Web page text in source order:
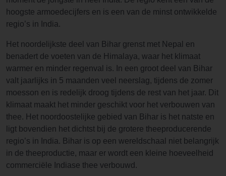
hoogste armoedecijfers en is een van de minst ontwikkelde
regio’s in India.
Het noordelijkste deel van Bihar grenst met Nepal en
benadert de voeten van de Himalaya, waar het klimaat
warmer en minder regenval is. In een groot deel van Bihar
valt jaarlijks in 5 maanden veel neerslag, tijdens de zomer
moesson en is redelijk droog tijdens de rest van het jaar. Dit
klimaat maakt het minder geschikt voor het verbouwen van
thee. Het noordoostelijke gebied van Bihar is het natste en
ligt bovendien het dichtst bij de grotere theeproducerende
regio’s in India. Bihar is op een wereldschaal niet belangrijk
in de theeproductie, maar er wordt een kleine hoeveelheid
commerciële Indiase thee verbouwd.